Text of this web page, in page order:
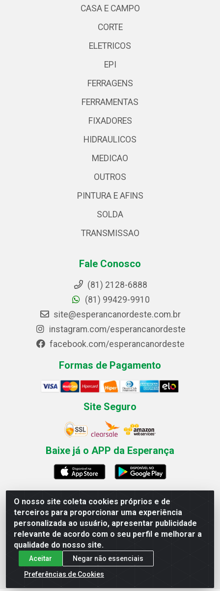
O nosso site coleta cookies próprios e de
terceiros para proporcionar uma experiência
personalizada ao usuário, apresentar publicidade
relevante de acordo com o seu perfil e melhorar a
qualidade do nosso site.
Aceitar
Negar não essenciais
Preferências de Cookies
CASA E CAMPO
CORTE
ELETRICOS
EPI
FERRAGENS
FERRAMENTAS
FIXADORES
HIDRAULICOS
MEDICAO
OUTROS
PINTURA E AFINS
SOLDA
TRANSMISSAO
Fale Conosco
(81) 2128-6888
(81) 99429-9910
site@esperancanordeste.com.br
instagram.com/esperancanordeste
facebook.com/esperancanordeste
Formas de Pagamento
Site Seguro
Baixe já o APP da Esperança
Esperança Nordeste - Rua Professor Caldas Filho, 291 -
Estância - Recife / PE CEP: 50771-335 - CNPJ
03.666.136/0001-23